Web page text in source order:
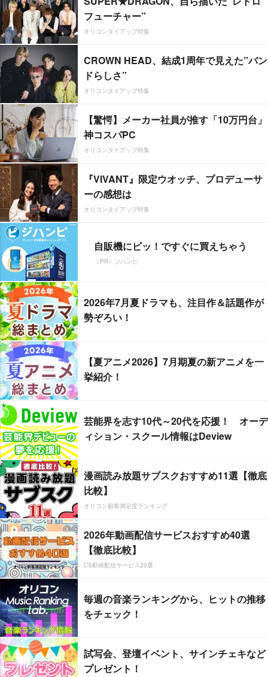
フューチャー”
オリコンタイアップ特集
CROWN HEAD、結成1周年で見えた”バン
ドらしさ”
オリコンタイアップ特集
【驚愕】メーカー社員が推す「10万円台」
神コスパPC
オリコンタイアップ特集
『VIVANT』限定ウオッチ、プロデューサ
ーの感想は
オリコンタイアップ特集
自販機にピッ！ですぐに買えちゃう
（PR）ジハンピ
2026年7月夏ドラマも、注目作＆話題作が
勢ぞろい！
【夏アニメ2026】7月期夏の新アニメを一
挙紹介！
芸能界を志す10代～20代を応援！ オーデ
ィション・スクール情報はDeview
漫画読み放題サブスクおすすめ11選【徹底
比較】
オリコン顧客満足度ランキング
2026年動画配信サービスおすすめ40選
【徹底比較】
CS動画配信サービス20選
毎週の音楽ランキングから、ヒットの推移
をチェック！
試写会、登壇イベント、サインチェキなど
プレゼント！